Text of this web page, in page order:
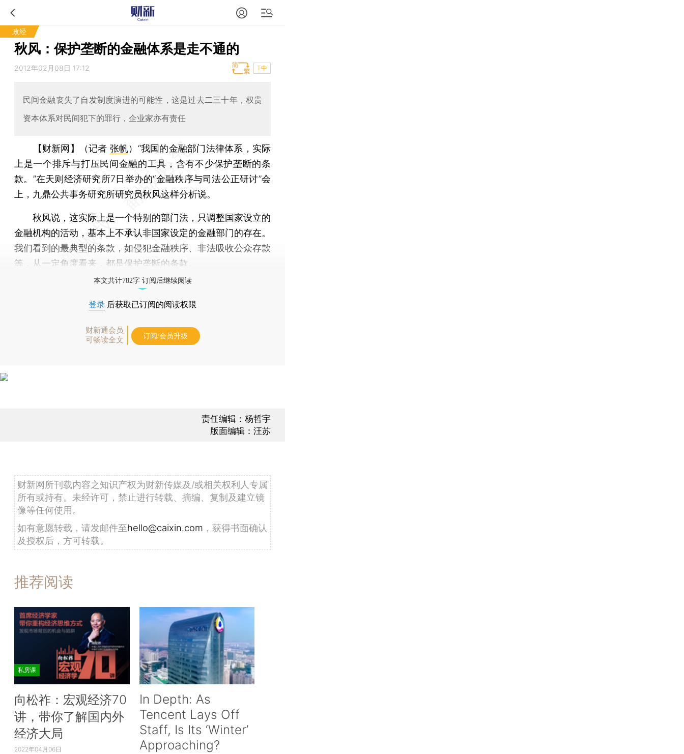
政经
秋风：保护垄断的金融体系是走不通的
2012年02月08日 17:12 T中
民间金融丧失了自发制度演进的可能性，这是过去二三十年，权贵
资本体系对民间犯下的罪行，企业家亦有责任
【财新网】（记者 张帆） “我国的金融部门法律体系，实际
上是一个排斥与打压民间金融的工具，含有不少保护垄断的条
款。”在天则经济研究所7日举办的“金融秩序与司法公正研讨”会
上，九鼎公共事务研究所研究员秋风这样分析说。
秋风说，这实际上是一个特别的部门法，只调整国家设立的
金融机构的活动，基本上不承认非国家设定的金融部门的存在。
我们看到的最典型的条款，如侵犯金融秩序、非法吸收公众存款
等，从一定角度看来，都是保护垄断的条款。
本文共计782字 订阅后继续阅读
登录 后获取已订阅的阅读权限
财新通会员
可畅读全文
订阅/会员升级
责任编辑：杨哲宇
版面编辑：汪苏
财新网所刊载内容之知识产权为财新传媒及/或相关权利人专属
所有或持有。未经许可，禁止进行转载、摘编、复制及建立镜
像等任何使用。
如有意愿转载，请发邮件至hello@caixin.com ，获得书面确认
及授权后，方可转载。
推荐阅读
私房课
向松祚：宏观经济70
讲，带你了解国内外
经济大局
2022年04月06日
In Depth: As
Tencent Lays Off
Staff, Is Its ‘Winter’
Approaching?